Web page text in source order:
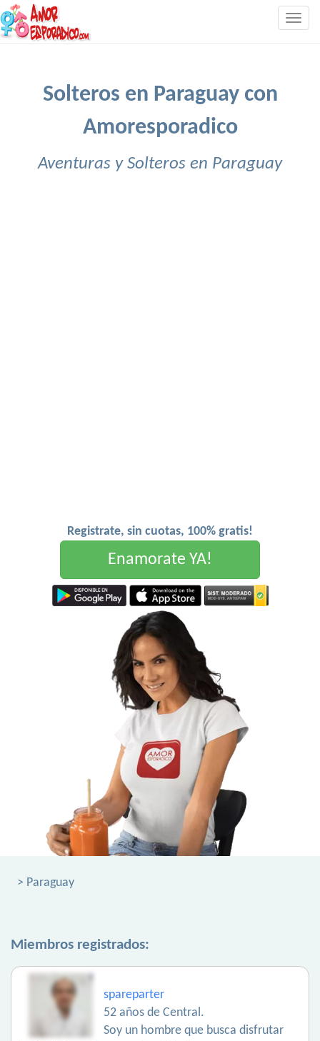
Solteros en Paraguay con
Amoresporadico
Aventuras y Solteros en Paraguay
Registrate, sin cuotas, 100% gratis!
Enamorate YA!
> Paraguay
Miembros registrados:
spareparter
52 años de Central.
Soy un hombre que busca disfrutar